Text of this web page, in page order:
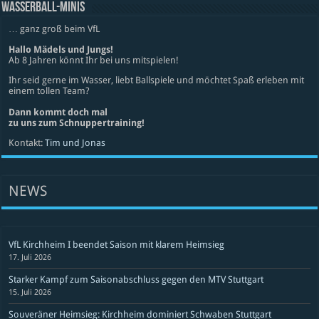
WASSERBALL-MINIS
… ganz groß beim VfL
Hallo Mädels und Jungs!
Ab 8 Jahren könnt Ihr bei uns mitspielen!
Ihr seid gerne im Wasser, liebt Ballspiele und möchtet Spaß erleben mit
einem tollen Team?
Dann kommt doch mal
zu uns zum Schnuppertraining!
Kontakt:Tim und Jonas
NEWS
VfL Kirchheim I beendet Saison mit klarem Heimsieg
17. Juli 2026
Starker Kampf zum Saisonabschluss gegen den MTV Stuttgart
15. Juli 2026
Souveräner Heimsieg: Kirchheim dominiert Schwaben Stuttgart